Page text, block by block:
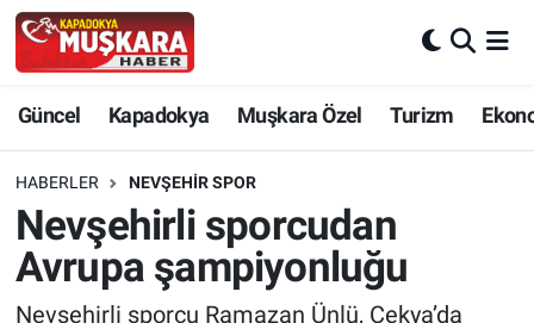
Güncel Kapadokya Muşkara Özel Turizm
HABERLER NEVŞEHIR SPOR
Nevşehirli sporcudan
Avrupa şampiyonluğu
Nevşehirli sporcu Ramazan Ünlü, Çekya’da
Güncel
SEÇİM
Muşkara Özel
Nevşehir Hava Durumu
Nevşehir Trafik Yoğunluk Haritası
Süper Lig Puan Durumu ve Fikstür